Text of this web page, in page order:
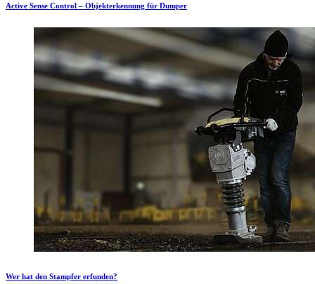
Active Sense Control – Objekterkennung für Dumper
Wer hat den Stampfer erfunden?